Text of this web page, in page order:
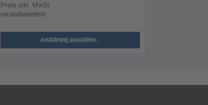
Preis inkl. MwSt.
versandkostenfrei
Ausführung auswählen...